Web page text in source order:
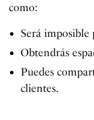
como:
Será imposible
Obtendrás
Puedes
clientes.